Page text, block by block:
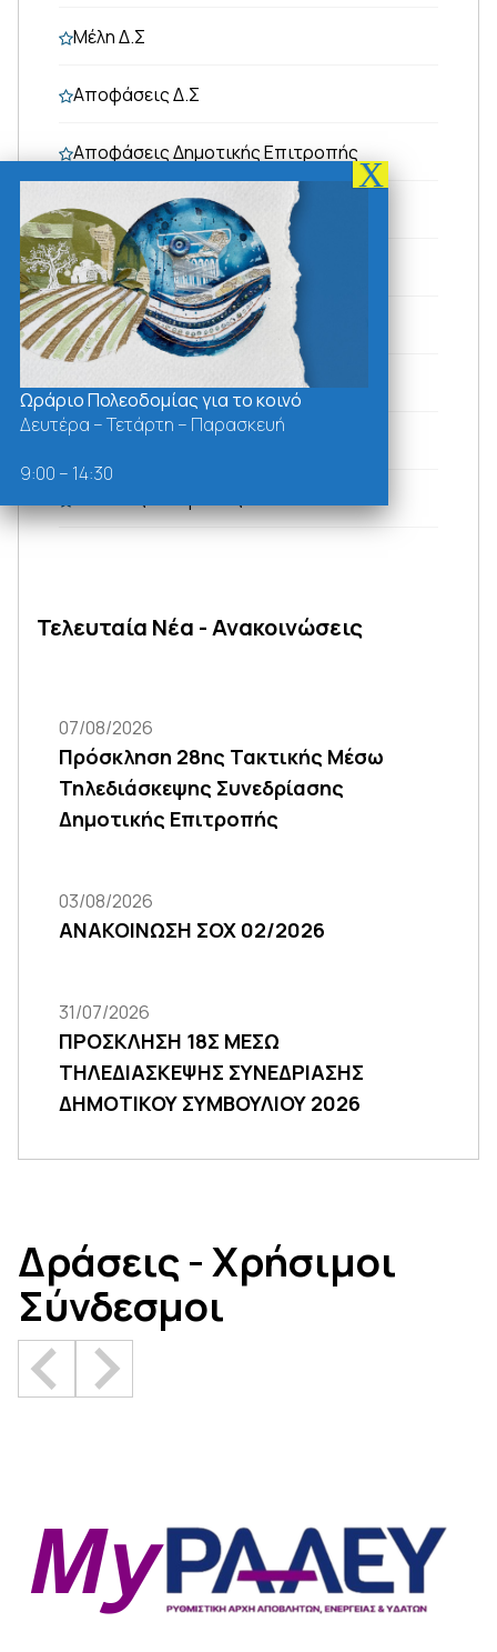
Μέλη Δ.Σ
Αποφάσεις Δ.Σ
Αποφάσεις Δημοτικής Επιτροπής
Πρόεδρος - Μέλη
Αποφάσεις
Πρόεδρος - Μέλη
Αποφάσεις
Συνεδριάσεις Δ.Σ.
Τελευταία Νέα - Ανακοινώσεις
07/08/2026
Πρόσκληση 28ης Τακτικής Μέσω
Τηλεδιάσκεψης Συνεδρίασης
Δημοτικής Επιτροπής
03/08/2026
ΑΝΑΚΟΙΝΩΣΗ ΣΟΧ 02/2026
31/07/2026
ΠΡΟΣΚΛΗΣΗ 18Σ ΜΕΣΩ
ΤΗΛΕΔΙΑΣΚΕΨΗΣ ΣΥΝΕΔΡΙΑΣΗΣ
ΔΗΜΟΤΙΚΟΥ ΣΥΜΒΟΥΛΙΟΥ 2026
Δράσεις - Χρήσιμοι
Σύνδεσμοι
Ωράριο Πολεοδομίας για το κοινό
Δευτέρα – Τετάρτη – Παρασκευή
9:00 – 14:30